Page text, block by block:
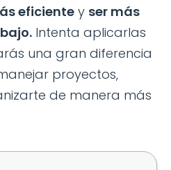
eficiente y ser más
Intenta aplicarlas
una gran diferencia
proyectos,
de manera más